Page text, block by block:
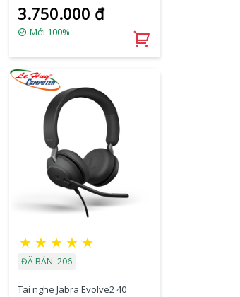
3.750.000 đ
Mới 100%
★ ★ ★ ★ ★
ĐÃ BÁN: 206
Tai nghe Jabra Evolve2 40